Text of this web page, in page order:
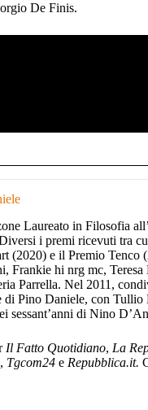
De Finis.
Laureato in Filosofia
i premi ricevuti tra
(2020) e il Premio Tenco
Frankie hi nrg mc, Teresa
Parrella. Nel 2011,
di Pino Daniele, con Tullio
sessant’anni di Nino
Il Fatto Quotidiano, La
, Tgcom24 e Repubblica.it.